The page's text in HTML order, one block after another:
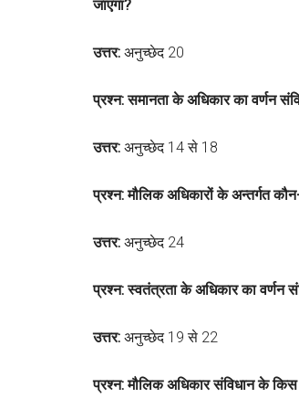
जाएगा?
उत्तर: अनुच्छेद 20
प्रश्न: समानता के अधिकार का वर्णन
उत्तर: अनुच्छेद 14 से 18
प्रश्न: मौलिक अधिकारों के अन्तर्गत
उत्तर: अनुच्छेद 24
प्रश्न: स्वतंत्रता के अधिकार का वर्णन
उत्तर: अनुच्छेद 19 से 22
प्रश्न: मौलिक अधिकार संविधान के किस